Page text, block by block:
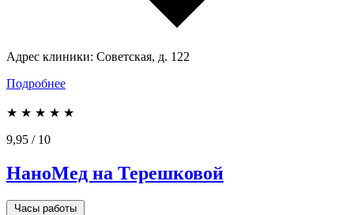
Адрес клиники: Советская, д. 122
Подробнее
★ ★ ★ ★ ★
9,95 / 10
НаноМед на Терешковой
Часы работы